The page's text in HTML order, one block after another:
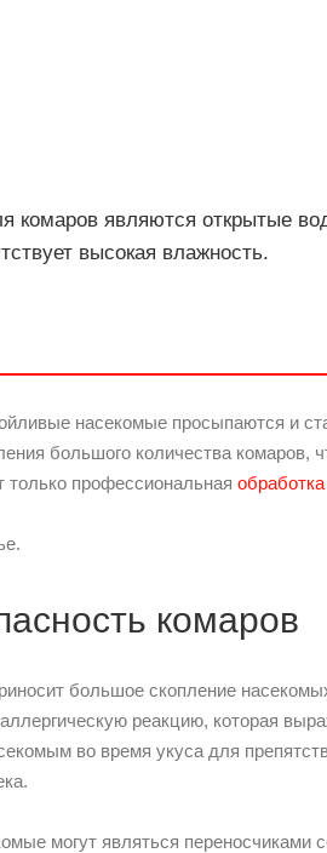
комаров являются открытые
высокая влажность.
насекомые просыпаются и
большого количества
только профессиональная
комаров
большое скопление
реакцию, которая
во время укуса для
могут являться переносчиками